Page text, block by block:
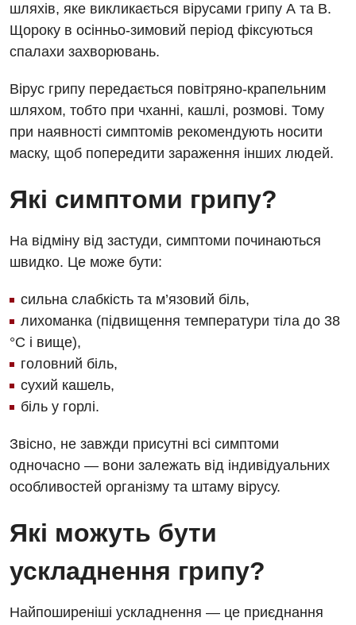
шляхів, яке викликається вірусами грипу А та В.
Щороку в осінньо-зимовий період фіксуються
спалахи захворювань.
Вірус грипу передається повітряно-крапельним
шляхом, тобто при чханні, кашлі, розмові. Тому
при наявності симптомів рекомендують носити
маску, щоб попередити зараження інших людей.
Які симптоми грипу?
На відміну від застуди, симптоми починаються
швидко. Це може бути:
сильна слабкість та м’язовий біль,
лихоманка (підвищення температури тіла до 38
°С і вище),
головний біль,
сухий кашель,
біль у горлі.
Звісно, не завжди присутні всі симптоми
одночасно — вони залежать від індивідуальних
особливостей організму та штаму вірусу.
Які можуть бути
ускладнення грипу?
Найпоширеніші ускладнення — це приєднання